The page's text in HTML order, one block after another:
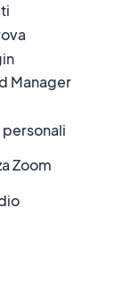
Manager
Zoom